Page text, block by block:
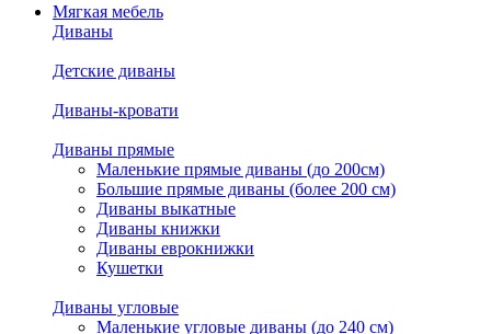
Мягкая мебель
Диваны
Детские диваны
Диваны-кровати
Диваны прямые
Маленькие прямые диваны (до 200см)
Большие прямые диваны (более 200 см)
Диваны выкатные
Диваны книжки
Диваны еврокнижки
Кушетки
Диваны угловые
Маленькие угловые диваны (до 240 см)